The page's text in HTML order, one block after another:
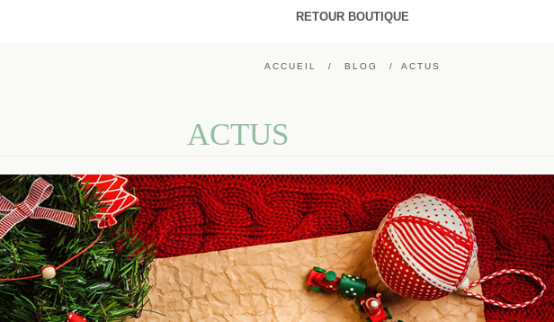
RETOUR BOUTIQUE
ACCUEIL BLOG ACTUS
ACTUS